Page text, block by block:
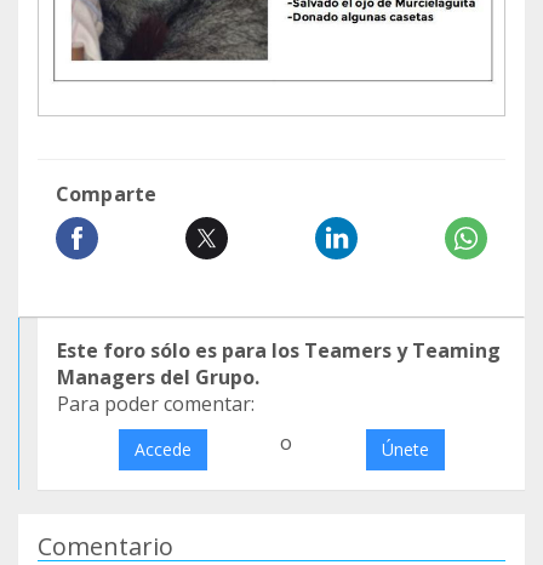
Comparte
Este foro sólo es para los Teamers y Teaming
Managers del Grupo.
Para poder comentar:
Accede o Únete
Comentario